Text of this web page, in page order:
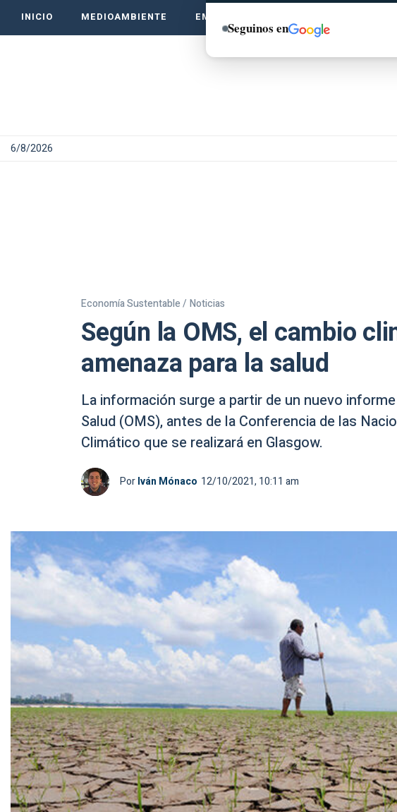
INICIO MEDIOAMBIENTE EMPRENDE VERDE
6/8/2026
Economía Sustentable / Noticias
Según la OMS, el cambio
amenaza para la salud
La información surge a partir de un nuevo
Salud (OMS), antes de la Conferencia de las
Climático que se realizará en Glasgow.
PorIván Mónaco 12/10/2021, 10:11 am
Seguinos en